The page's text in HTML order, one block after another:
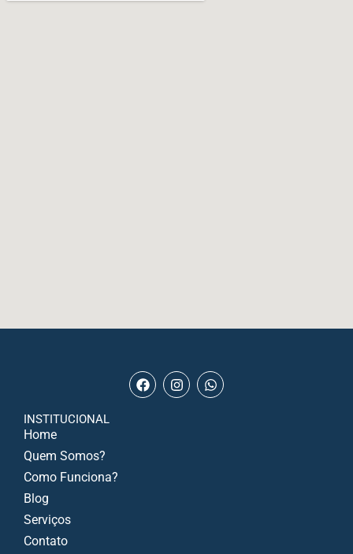
INSTITUCIONAL
Home
Quem Somos?
Como Funciona?
Blog
Serviços
Contato